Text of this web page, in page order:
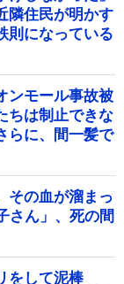
隣住民が明かす
則になっている
ンモール事故被
ちは制止できな
らに、間一髪で
その血が溜まっ
さん」、死の間
をして泥棒